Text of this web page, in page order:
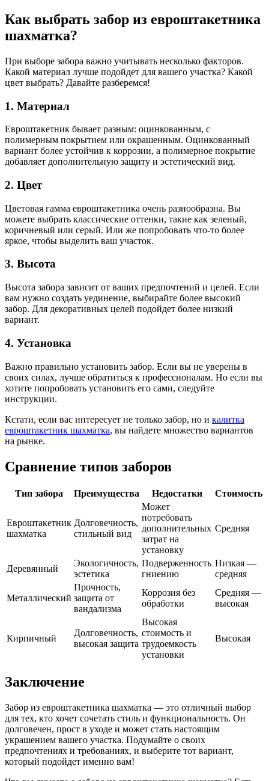
Как выбрать забор из евроштакетника
шахматка?
При выборе забора важно учитывать несколько факторов.
Какой материал лучше подойдет для вашего участка? Какой
цвет выбрать? Давайте разберемся!
1. Материал
Евроштакетник бывает разным: оцинкованным, с
полимерным покрытием или окрашенным. Оцинкованный
вариант более устойчив к коррозии, а полимерное покрытие
добавляет дополнительную защиту и эстетический вид.
2. Цвет
Цветовая гамма евроштакетника очень разнообразна. Вы
можете выбрать классические оттенки, такие как зеленый,
коричневый или серый. Или же попробовать что-то более
яркое, чтобы выделить ваш участок.
3. Высота
Высота забора зависит от ваших предпочтений и целей. Если
вам нужно создать уединение, выбирайте более высокий
забор. Для декоративных целей подойдет более низкий
вариант.
4. Установка
Важно правильно установить забор. Если вы не уверены в
своих силах, лучше обратиться к профессионалам. Но если вы
хотите попробовать установить его сами, следуйте
инструкции.
Кстати, если вас интересует не только забор, но и калитка
евроштакетник шахматка, вы найдете множество вариантов
на рынке.
Сравнение типов заборов
Тип забора Преимущества Недостатки Стоимость
Евроштакетник
шахматка
Долговечность,
стильный вид
Может
потребовать
дополнительных
затрат на
установку
Средняя
Деревянный
Экологичность,
эстетика
Подверженность
гниению
Низкая —
средняя
Металлический
Прочность,
защита от
вандализма
Коррозия без
обработки
Средняя —
высокая
Кирпичный
Долговечность,
высокая защита
Высокая
стоимость и
трудоемкость
установки
Высокая
Заключение
Забор из евроштакетника шахматка — это отличный выбор
для тех, кто хочет сочетать стиль и функциональность. Он
долговечен, прост в уходе и может стать настоящим
украшением вашего участка. Подумайте о своих
предпочтениях и требованиях, и выберите тот вариант,
который подойдет именно вам!